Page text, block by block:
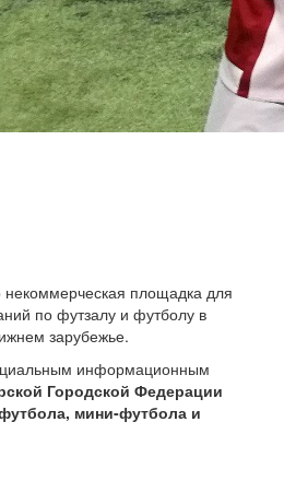
некоммерческая площадка для
по футзалу и футболу в
зарубежье.
информационным
Городской Федерации
мини-футбола и